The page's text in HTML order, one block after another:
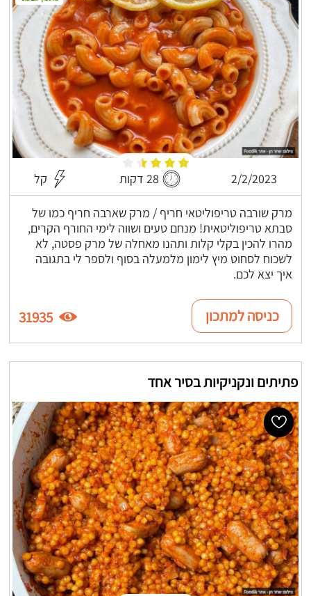
2/2/2023 28 דקות קל
מרק שורבה טריפוליטאי חריף / מרק שארבה חריף כמו של
סבתא טריפוליטאית! מנחם טעים ושווה לימי החורף הקרים,
מהרו להכין בקלי קלות ותהנו מאחלה של מרק פסטה, לא
לשכוח לסחוט מיץ לימון מלמעלה בסוף ולספר לי בתגובה
איך יצא לכם.
כניסה למתכון 31935
פתיתים ונקניקיות בסיר אחד